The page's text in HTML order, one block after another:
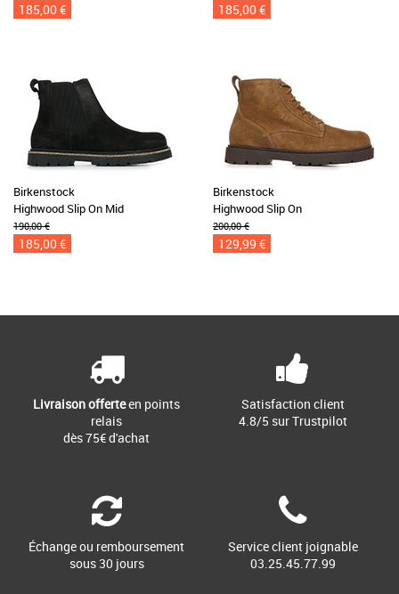
185,00 € 185,00 €
Birkenstock
Highwood Slip On Mid
190,00 €
185,00 €
Birkenstock
Highwood Slip On
200,00 €
129,99 €
Livraison offerteen points
relais
dès 75€ d'achat
Satisfaction client
4.8/5 sur Trustpilot
Échange ou remboursement
sous 30 jours
Service client joignable
03.25.45.77.99